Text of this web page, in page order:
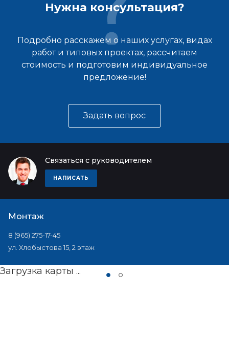
Нужна консультация?
Подробно расскажем о наших услугах, видах
работ и типовых проектах, рассчитаем
стоимость и подготовим индивидуальное
предложение!
Задать вопрос
Связаться с руководителем
НАПИСАТЬ
Монтаж
8 (965) 275-17-45
ул. Хлобыстова 15, 2 этаж
Загрузка карты ...